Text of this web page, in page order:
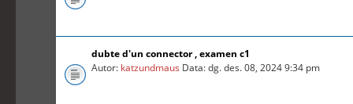
dubte d'un connector , examen c1
Autor: katzundmaus Data: dg. des. 08, 2024 9:34 pm